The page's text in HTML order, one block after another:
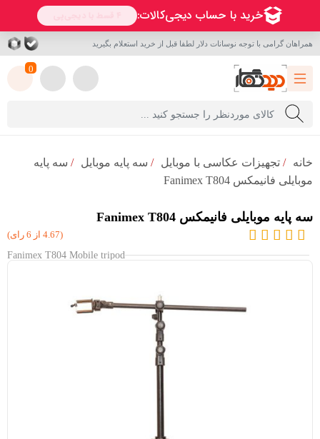
همراهان گرامی با توجه نوسانات دلار لطفا قبل از خرید استعلام بگیرید
0
خانه / تجهیزات عکاسی با موبایل / سه پایه موبایل / سه پایه
موبایلی فانیمکس Fanimex T804
سه پایه موبایلی فانیمکس Fanimex T804
(4.67 از 6 رای)
Fanimex T804 Mobile tripod